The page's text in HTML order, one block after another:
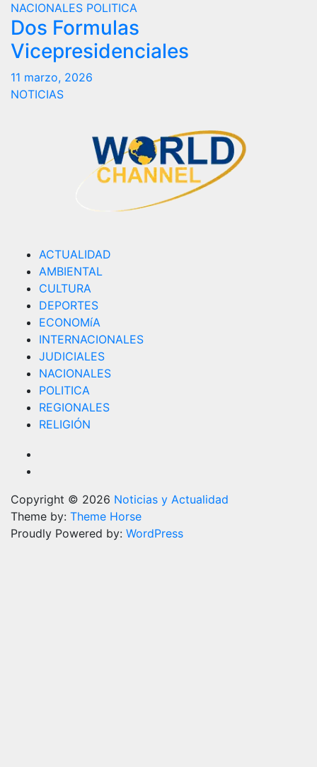
NACIONALES POLITICA
Dos Formulas
Vicepresidenciales
11 marzo, 2026
NOTICIAS
ACTUALIDAD
AMBIENTAL
CULTURA
DEPORTES
ECONOMíA
INTERNACIONALES
JUDICIALES
NACIONALES
POLITICA
REGIONALES
RELIGIÓN
Copyright © 2026 Noticias y Actualidad
Theme by: Theme Horse
Proudly Powered by: WordPress